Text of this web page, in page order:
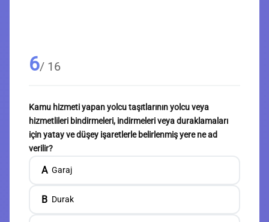
6/ 16
Kamu hizmeti yapan yolcu taşıtlarının yolcu veya
hizmetlileri bindirmeleri, indirmeleri veya duraklamaları
için yatay ve düşey işaretlerle belirlenmiş yere ne ad
verilir?
A Garaj
B Durak